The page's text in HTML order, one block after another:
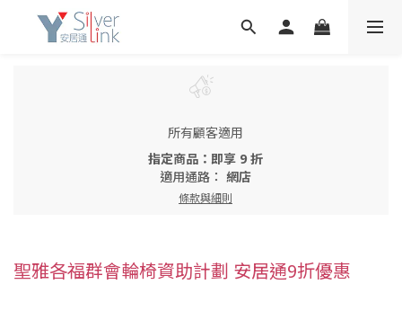
所有顧客適用
指定商品：即享 9 折
適用通路： 網店
條款與細則
聖雅各福群會輪椅資助計劃 安居通9折優惠